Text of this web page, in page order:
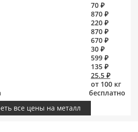
70 ₽
870 ₽
220 ₽
870 ₽
670 ₽
30 ₽
599 ₽
135 ₽
25.5 ₽
от 100 кг
бесплатно
все цены на металл